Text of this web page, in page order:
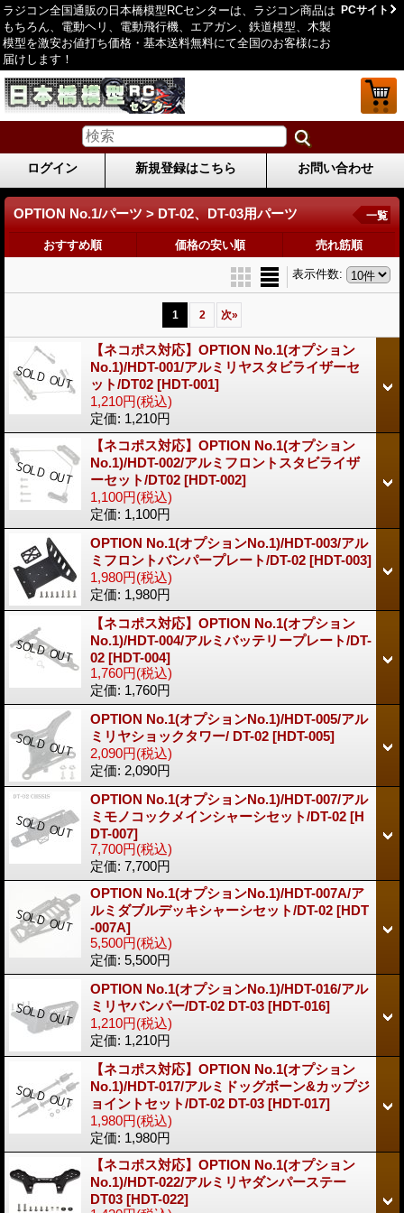
ラジコン全国通販の日本橋模型RCセンターは、ラジコン商品は
もちろん、電動ヘリ、電動飛行機、エアガン、鉄道模型、木製
模型を激安お値打ち価格・基本送料無料にて全国のお客様にお
届けします！
PCサイト
ログイン 新規登録はこちら お問い合わせ
OPTION No.1/パーツ > DT-02、DT-03用パーツ 一覧
おすすめ順 価格の安い順 売れ筋順
表示件数:
1 2 次»
【ネコポス対応】OPTION No.1(オプション
No.1)/HDT-001/アルミリヤスタビライザーセ
ット/DT02 [HDT-001]
1,210円(税込)
定価: 1,210円
【ネコポス対応】OPTION No.1(オプション
No.1)/HDT-002/アルミフロントスタビライザ
ーセット/DT02 [HDT-002]
1,100円(税込)
定価: 1,100円
OPTION No.1(オプションNo.1)/HDT-003/アル
ミフロントバンパープレート/DT-02 [HDT-003]
1,980円(税込)
定価: 1,980円
【ネコポス対応】OPTION No.1(オプション
No.1)/HDT-004/アルミバッテリープレート/DT-
02 [HDT-004]
1,760円(税込)
定価: 1,760円
OPTION No.1(オプションNo.1)/HDT-005/アル
ミリヤショックタワー/ DT-02 [HDT-005]
2,090円(税込)
定価: 2,090円
OPTION No.1(オプションNo.1)/HDT-007/アル
ミモノコックメインシャーシセット/DT-02 [H
DT-007]
7,700円(税込)
定価: 7,700円
OPTION No.1(オプションNo.1)/HDT-007A/ア
ルミダブルデッキシャーシセット/DT-02 [HDT
-007A]
5,500円(税込)
定価: 5,500円
OPTION No.1(オプションNo.1)/HDT-016/アル
ミリヤバンパー/DT-02 DT-03 [HDT-016]
1,210円(税込)
定価: 1,210円
【ネコポス対応】OPTION No.1(オプション
No.1)/HDT-017/アルミドッグボーン&カップジ
ョイントセット/DT-02 DT-03 [HDT-017]
1,980円(税込)
定価: 1,980円
【ネコポス対応】OPTION No.1(オプション
No.1)/HDT-022/アルミリヤダンパーステー
DT03 [HDT-022]